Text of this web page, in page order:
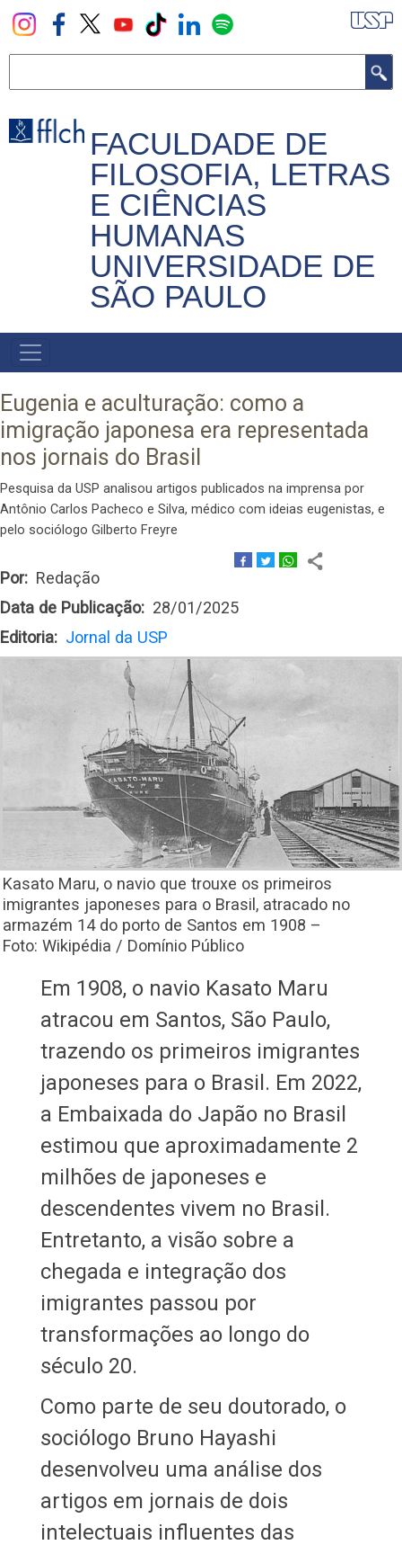
Pular
para
principal
FACULDADE DE
FILOSOFIA, LETRAS
E CIÊNCIAS
HUMANAS
UNIVERSIDADE DE
SÃO PAULO
NAVEGADOR
PRINCIPAL
Eugenia e aculturação: como a
imigração japonesa era representada
nos jornais do Brasil
Pesquisa da USP analisou artigos publicados na imprensa por
Antônio Carlos Pacheco e Silva, médico com ideias eugenistas, e
pelo sociólogo Gilberto Freyre
Por
Redação
Data de Publicação
28/01/2025
Editoria
Jornal da USP
Kasato Maru, o navio que trouxe os primeiros
imigrantes japoneses para o Brasil, atracado no
armazém 14 do porto de Santos em 1908 –
Foto: Wikipédia / Domínio Público
Em 1908, o navio Kasato Maru
atracou em Santos, São Paulo,
trazendo os primeiros imigrantes
japoneses para o Brasil. Em 2022,
a Embaixada do Japão no Brasil
estimou que aproximadamente 2
milhões de japoneses e
descendentes vivem no Brasil.
Entretanto, a visão sobre a
chegada e integração dos
imigrantes passou por
transformações ao longo do
século 20.
Como parte de seu doutorado, o
sociólogo Bruno Hayashi
desenvolveu uma análise dos
artigos em jornais de dois
intelectuais influentes das